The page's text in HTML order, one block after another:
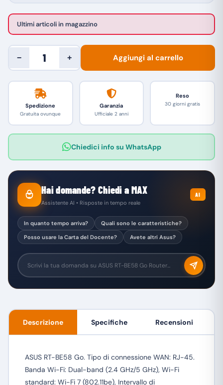
Ultimi articoli in magazzino
− + Aggiungi al carrello
Spedizione
Gratuita ovunque
Garanzia
Ufficiale 2 anni
Reso
30 giorni gratis
Chiedici info su WhatsApp
Hai domande? Chiedi a MAX
Assistente AI • Risposte in tempo reale
AI
In quanto tempo arriva?
Quali sono le caratteristiche?
Posso usare la Carta del Docente?
Avete altri Asus?
Descrizione Specifiche Recensioni
ASUS RT-BE58 Go. Tipo di connessione WAN: RJ-45.
Banda Wi-Fi: Dual-band (2.4 GHz/5 GHz), Wi-Fi
standard: Wi-Fi 7 (802.11be), Intervallo di